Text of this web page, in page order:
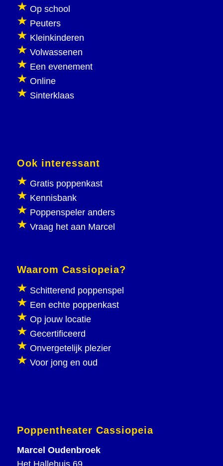
Op school
Peuters
Kleinkinderen
Volwassenen
Een evenement
Online
Sinterklaas
Ook interessant
Gratis poppenkast
Kennisbank
Poppenspeler anders
Vraag het aan Marcel
Waarom Cassiopeia?
Schitterend poppenspel
Een echte poppenkast
Op jouw locatie
Gecertificeerd
Onvergetelijk plezier
Voor jong en oud
Poppentheater Cassiopeia
Marcel Oudenbroek